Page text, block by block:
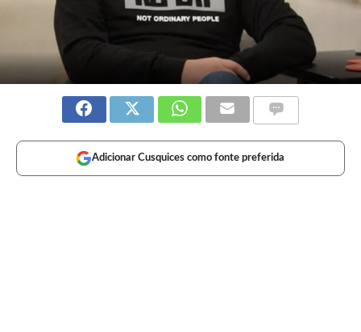
Adicionar Cusquices como fonte preferida